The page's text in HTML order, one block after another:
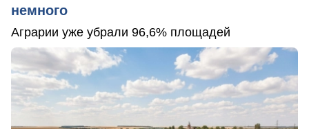
немного
Аграрии уже убрали 96,6% площадей